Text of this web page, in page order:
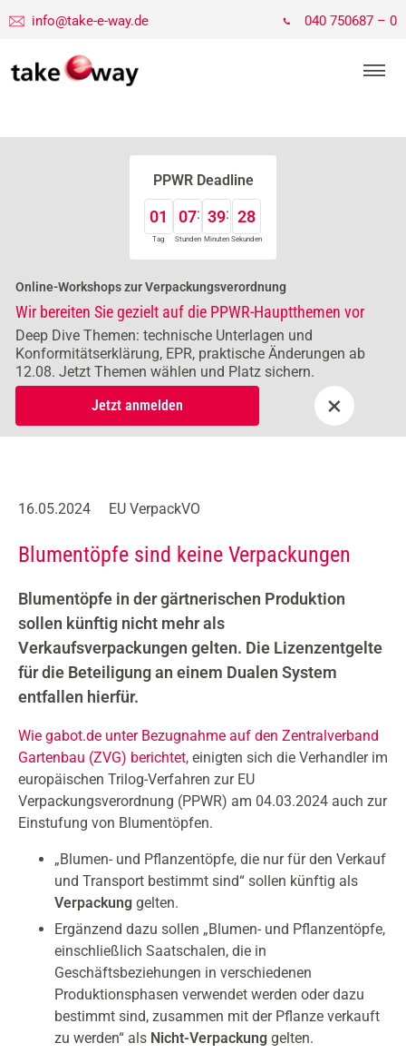
info@take-e-way.de 040 750687 – 0
PPWR Deadline
01
Tag
07
Stunden
39
Minuten
27
Sekunden
Online-Workshops zur Verpackungsverordnung
Wir bereiten Sie gezielt auf die PPWR-Hauptthemen vor
Deep Dive Themen: technische Unterlagen und
Konformitätserklärung, EPR, praktische Änderungen ab
12.08. Jetzt Themen wählen und Platz sichern.
Jetzt anmelden
×
16.05.2024 EU VerpackVO
Blumentöpfe sind keine Verpackungen
Blumentöpfe in der gärtnerischen Produktion
sollen künftig nicht mehr als
Verkaufsverpackungen gelten. Die Lizenzentgelte
für die Beteiligung an einem Dualen System
entfallen hierfür.
Wie gabot.de unter Bezugnahme auf den Zentralverband
Gartenbau (ZVG) berichtet, einigten sich die Verhandler im
europäischen Trilog-Verfahren zur EU
Verpackungsverordnung (PPWR) am 04.03.2024 auch zur
Einstufung von Blumentöpfen.
„Blumen- und Pflanzentöpfe, die nur für den Verkauf
und Transport bestimmt sind“ sollen künftig als
Verpackung gelten.
Ergänzend dazu sollen „Blumen- und Pflanzentöpfe,
einschließlich Saatschalen, die in
Geschäftsbeziehungen in verschiedenen
Produktionsphasen verwendet werden oder dazu
bestimmt sind, zusammen mit der Pflanze verkauft
zu werden“ als Nicht-Verpackung gelten.